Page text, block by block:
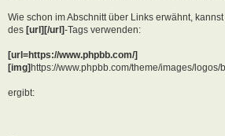
Wie schon im Abschnitt über Links erwähnt,
des [url][/url]-Tags verwenden:
[url=https://www.phpbb.com/]
[img]https://www.phpbb.com/theme/images/logos/
ergibt: